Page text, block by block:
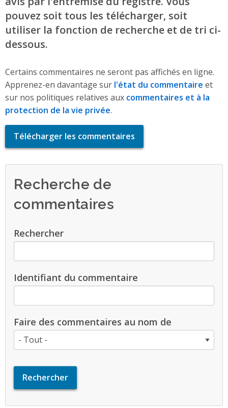
pouvez soit tous les télécharger, soit
utiliser la fonction de recherche et de tri ci-
dessous.
Certains commentaires ne seront pas affichés en ligne.
Apprenez-en davantage sur l'état du commentaire et
sur nos politiques relatives aux commentaires et à la
protection de la vie privée.
Télécharger les commentaires
Recherche de
commentaires
Rechercher
Identifiant du commentaire
Faire des commentaires au nom de